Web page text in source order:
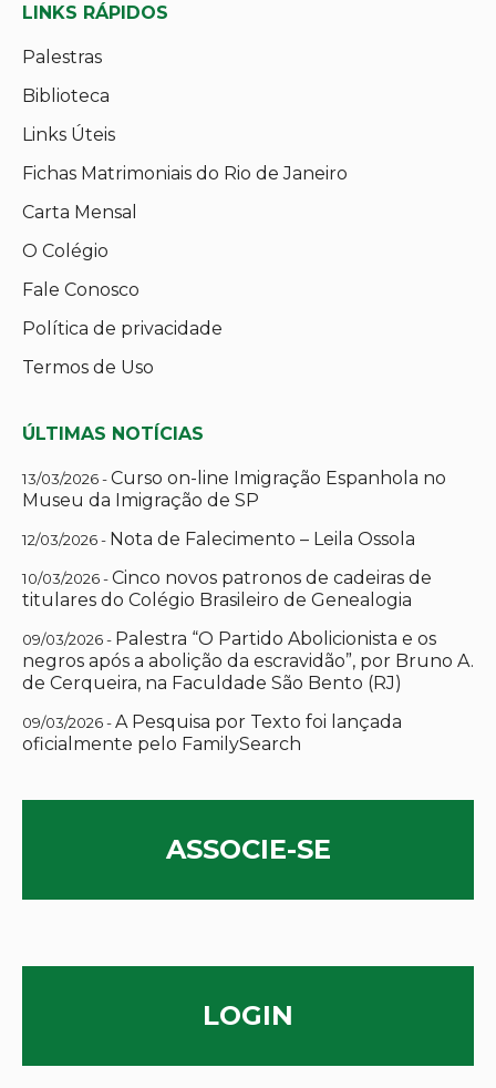
LINKS RÁPIDOS
Palestras
Biblioteca
Links Úteis
Fichas Matrimoniais do Rio de Janeiro
Carta Mensal
O Colégio
Fale Conosco
Política de privacidade
Termos de Uso
ÚLTIMAS NOTÍCIAS
13/03/2026 -Curso on-line Imigração Espanhola no
Museu da Imigração de SP
12/03/2026 - Nota de Falecimento – Leila Ossola
10/03/2026 -Cinco novos patronos de cadeiras de
titulares do Colégio Brasileiro de Genealogia
09/03/2026 - Palestra “O Partido Abolicionista e os
negros após a abolição da escravidão”, por Bruno A.
de Cerqueira, na Faculdade São Bento (RJ)
09/03/2026 -A Pesquisa por Texto foi lançada
oficialmente pelo FamilySearch
ASSOCIE-SE
LOGIN